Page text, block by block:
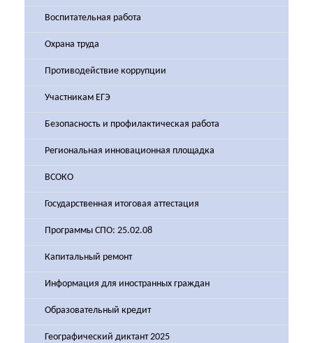
Воспитательная работа
Охрана труда
Противодействие коррупции
Участникам ЕГЭ
Безопасность и профилактическая работа
Региональная инновационная площадка
ВСОКО
Государственная итоговая аттестация
Программы СПО: 25.02.08
Капитальный ремонт
Информация для иностранных граждан
Образовательный кредит
Географический диктант 2025